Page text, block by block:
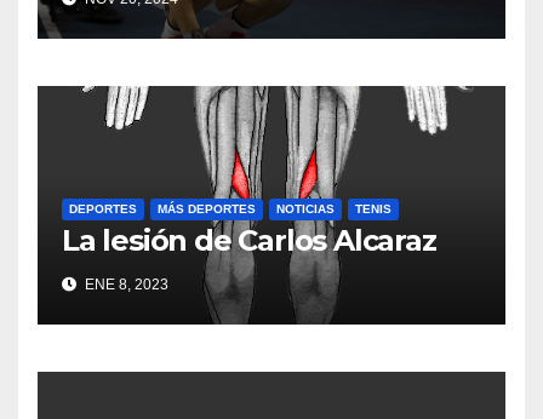
DEPORTES MÁS DEPORTES NOTICIAS TENIS
La lesión de Carlos Alcaraz
ENE 8, 2023